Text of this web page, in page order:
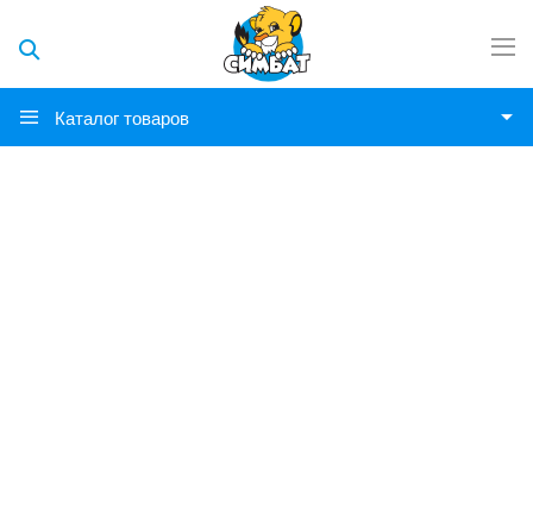
Каталог товаров